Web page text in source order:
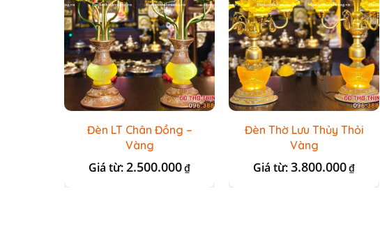
Đèn LT Chân Đồng –
Vàng
Giá từ:2.500.000₫
Đèn Thờ Lưu Thủy Thỏi
Vàng
Giá từ:3.800.000₫